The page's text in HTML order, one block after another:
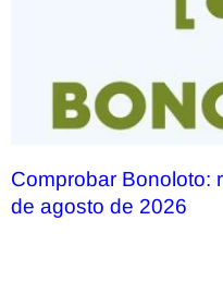
Comprobar Bonoloto:
de agosto de 2026